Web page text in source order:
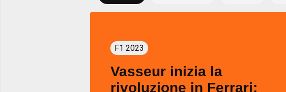
F1 2023
Vasseur inizia la
rivoluzione in Ferrari: